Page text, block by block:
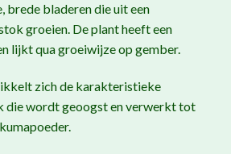
brede bladeren die uit een
groeien. De plant heeft een
lijkt qua groeiwijze op gember.
zich de karakteristieke
die wordt geoogst en verwerkt tot